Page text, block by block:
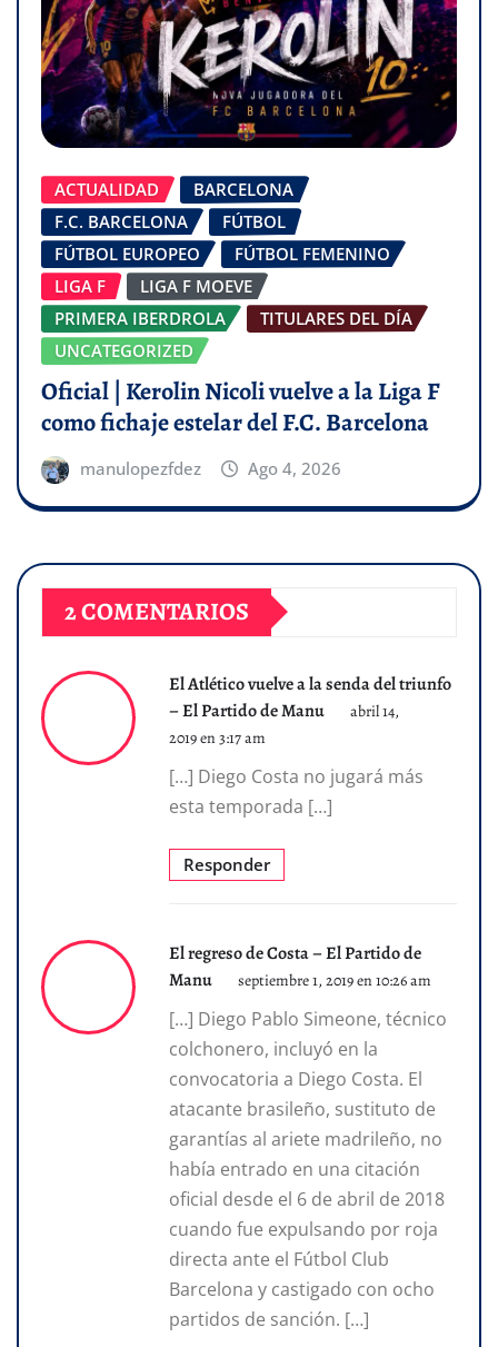
ACTUALIDAD
BARCELONA
F.C. BARCELONA
FÚTBOL
FÚTBOL EUROPEO
FÚTBOL FEMENINO
LIGA F
LIGA F MOEVE
PRIMERA IBERDROLA
TITULARES DEL DÍA
UNCATEGORIZED
Oficial | Kerolin Nicoli vuelve a la Liga F
como fichaje estelar del F.C. Barcelona
manulopezfdez Ago 4, 2026
2 COMENTARIOS
El Atlético vuelve a la senda del triunfo
– El Partido de Manu
abril 14,
2019 en 3:17 am
[…] Diego Costa no jugará más
esta temporada […]
Responder
El regreso de Costa – El Partido de
Manu
septiembre 1, 2019 en 10:26 am
[…] Diego Pablo Simeone, técnico
colchonero, incluyó en la
convocatoria a Diego Costa. El
atacante brasileño, sustituto de
garantías al ariete madrileño, no
había entrado en una citación
oficial desde el 6 de abril de 2018
cuando fue expulsando por roja
directa ante el Fútbol Club
Barcelona y castigado con ocho
partidos de sanción. […]